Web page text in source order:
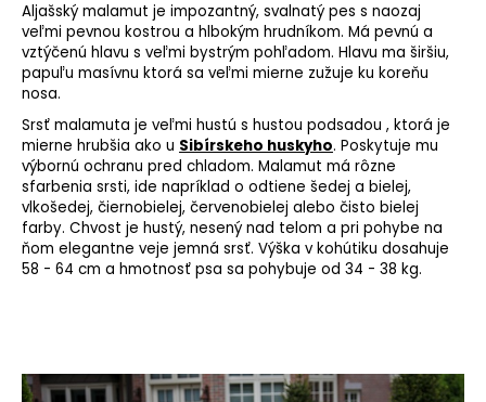
Aljašský malamut je impozantný, svalnatý pes s naozaj
veľmi pevnou kostrou a hlbokým hrudníkom. Má pevnú a
vztýčenú hlavu s veľmi bystrým pohľadom. Hlavu ma širšiu,
papuľu masívnu ktorá sa veľmi mierne zužuje ku koreňu
nosa.
Srsť malamuta je veľmi hustú s hustou podsadou , ktorá je
mierne hrubšia ako u Sibírskeho huskyho. Poskytuje mu
výbornú ochranu pred chladom. Malamut má rôzne
sfarbenia srsti, ide napríklad o odtiene šedej a bielej,
vlkošedej, čiernobielej, červenobielej alebo čisto bielej
farby. Chvost je hustý, nesený nad telom a pri pohybe na
ňom elegantne veje jemná srsť. Výška v kohútiku dosahuje
58 - 64 cm a hmotnosť psa sa pohybuje od 34 - 38 kg.